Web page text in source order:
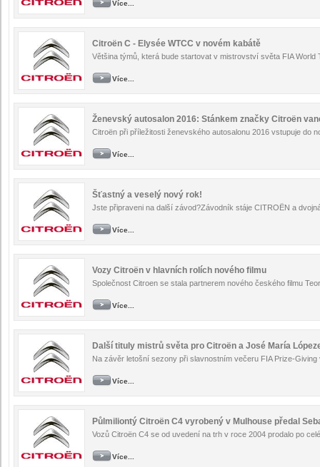
Více...
Citroën C - Elysée WTCC v novém kabátě
Většina týmů, která bude startovat v mistrovství světa FIA
Více...
Ženevský autosalon 2016: Stánkem značky Citroën
Citroën při příležitosti ženevského autosalonu 2016 vstupuje do
Více...
Šťastný a veselý nový rok!
Jste připraveni na další závod?Závodník stáje CITROËN a
Více...
Vozy Citroën v hlavních rolích nového filmu
Společnost Citroen se stala partnerem nového českého filmu
Více...
Další tituly mistrů světa pro Citroën a José María
Na závěr letošní sezony při slavnostním večeru FIA Prize-
Více...
Půlmiliontý Citroën C4 vyrobený v Mulhouse předal
Vozů Citroën C4 se od uvedení na trh v roce 2004 prodalo po
Více...